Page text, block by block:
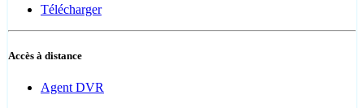
Télécharger
Accès à distance
Agent DVR